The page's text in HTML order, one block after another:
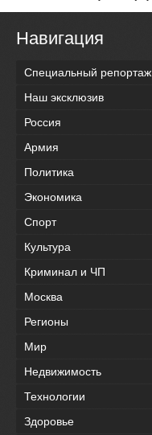
Навигация
Специальный репортаж
Наш эксклюзив
Россия
Армия
Политика
Экономика
Спорт
Культура
Криминал и ЧП
Москва
Регионы
Мир
Недвижимость
Технологии
Здоровье